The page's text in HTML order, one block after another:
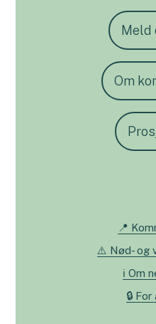
Meld
Om
📍
⚠️ Nød- og
ℹ️ Om
🔒